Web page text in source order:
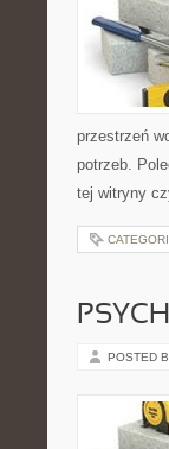
przestrzeń
potrzeb.
tej witryny
POSTED